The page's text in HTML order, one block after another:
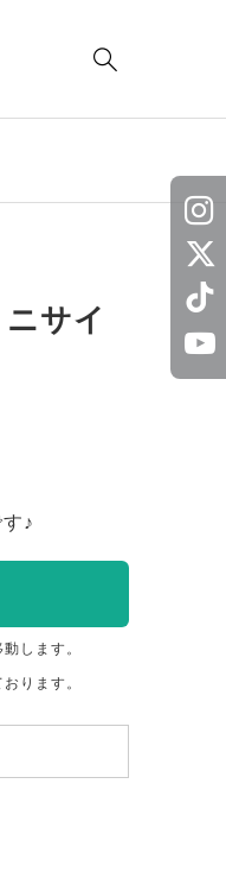

サイ
♪
します。
ります。